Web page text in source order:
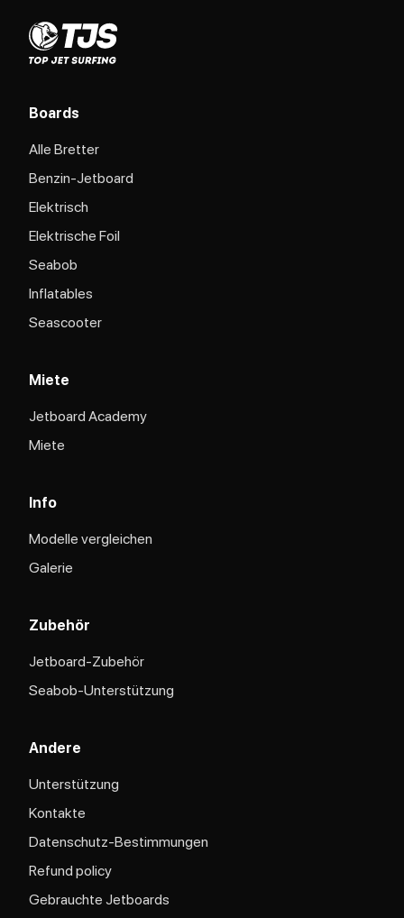
Boards
Alle Bretter
Benzin-Jetboard
Elektrisch
Elektrische Foil
Seabob
Inflatables
Seascooter
Miete
Jetboard Academy
Miete
Info
Modelle vergleichen
Galerie
Zubehör
Jetboard-Zubehör
Seabob-Unterstützung
Andere
Unterstützung
Kontakte
Datenschutz-Bestimmungen
Refund policy
Gebrauchte Jetboards